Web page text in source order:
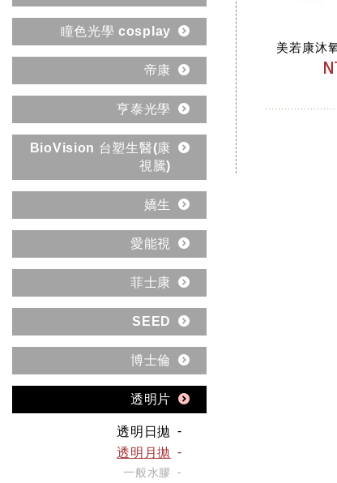
瞳色光學 cosplay
帝康
亨泰光學
BioVision 台塑生醫(康
視騰)
嬌生
愛能視
菲士康
SEED
博士倫
透明片
透明日拋
透明月拋
一般水膠